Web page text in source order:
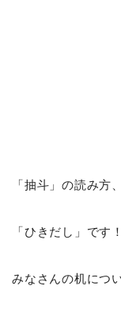
「抽斗」の読み方
「ひきだし」です！
みなさんの机につ